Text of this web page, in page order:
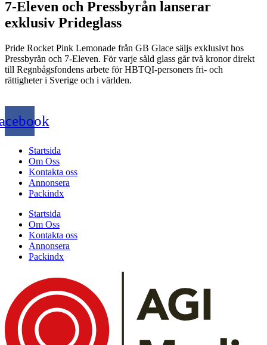
7-Eleven och Pressbyrån lanserar
exklusiv Prideglass
Pride Rocket Pink Lemonade från GB Glace säljs exklusivt hos
Pressbyrån och 7-Eleven. För varje såld glass går två kronor direkt
till Regnbågsfondens arbete för HBTQI-personers fri- och
rättigheter i Sverige och i världen.
Startsida
Om Oss
Kontakta oss
Annonsera
Packindx
Startsida
Om Oss
Kontakta oss
Annonsera
Packindx